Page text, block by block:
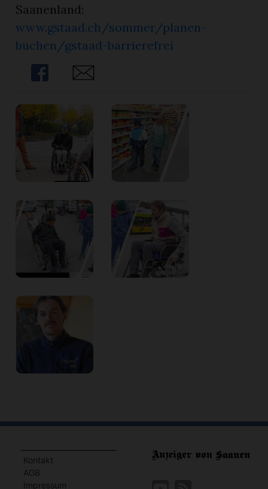
Saanenland:
www.gstaad.ch/sommer/planen-
buchen/gstaad-barrierefrei
Share
Share
Kontakt
AGB
Impressum